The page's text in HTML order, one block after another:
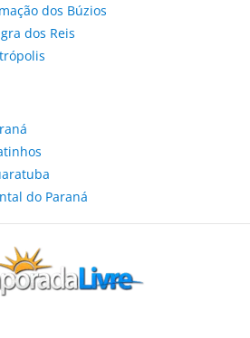
dos Búzios
dos Reis
do Paraná